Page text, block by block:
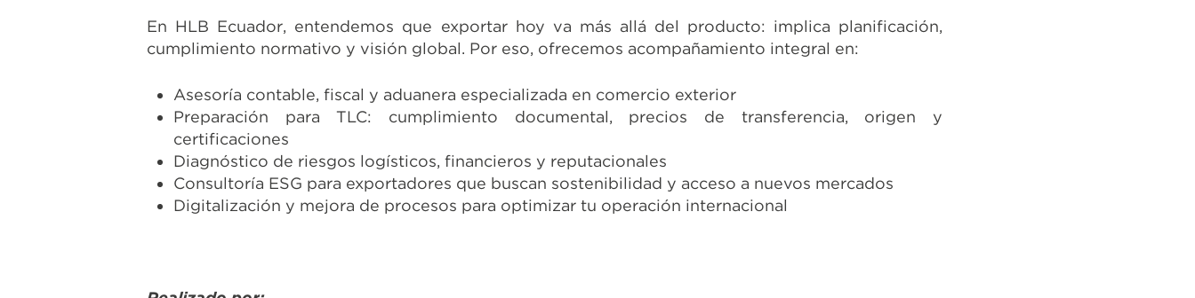
En HLB Ecuador, entendemos que exportar hoy va más allá del producto: implica planificación,
cumplimiento normativo y visión global. Por eso, ofrecemos acompañamiento integral en:
Asesoría contable, fiscal y aduanera especializada en comercio exterior
Preparación para TLC: cumplimiento documental, precios de transferencia, origen y
certificaciones
Diagnóstico de riesgos logísticos, financieros y reputacionales
Consultoría ESG para exportadores que buscan sostenibilidad y acceso a nuevos mercados
Digitalización y mejora de procesos para optimizar tu operación internacional